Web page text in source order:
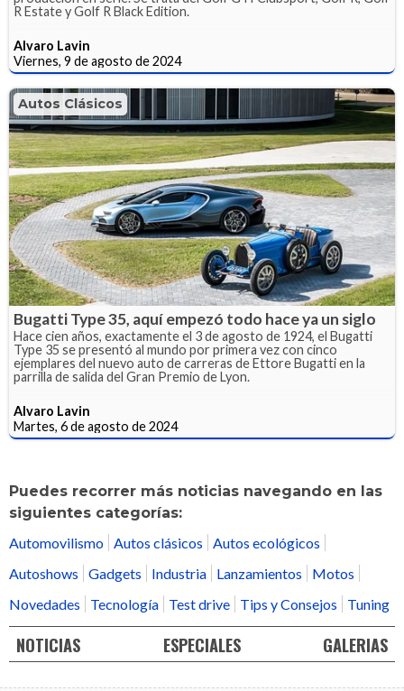
R Estate y Golf R Black Edition.
Alvaro Lavin
Viernes, 9 de agosto de 2024
Autos Clásicos
Bugatti Type 35, aquí empezó todo hace ya un siglo
Hace cien años, exactamente el 3 de agosto de 1924, el Bugatti
Type 35 se presentó al mundo por primera vez con cinco
ejemplares del nuevo auto de carreras de Ettore Bugatti en la
parrilla de salida del Gran Premio de Lyon.
Alvaro Lavin
Martes, 6 de agosto de 2024
Puedes recorrer más noticias navegando en las
siguientes categorías:
Automovilismo Autos clásicos
Autos ecológicos
Autoshows
Gadgets Industria Lanzamientos
Motos
Novedades
Tecnología Test drive Tips y Consejos Tuning
NOTICIAS ESPECIALES GALERIAS